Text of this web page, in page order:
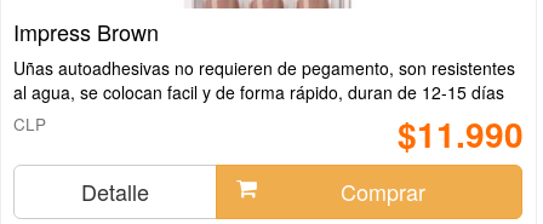
Impress Brown
Uñas autoadhesivas no requieren de pegamento, son resistentes
al agua, se colocan facil y de forma rápido, duran de 12-15 días
$11.990
CLP
Detalle Comprar